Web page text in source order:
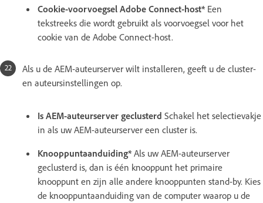
Cookie-voorvoegsel Adobe Connect-host* Een
tekstreeks die wordt gebruikt als voorvoegsel voor het
cookie van de Adobe Connect-host.
Als u de AEM-auteurserver wilt installeren, geeft u de cluster-
en auteursinstellingen op.
Is AEM-auteurserver geclusterd Schakel het selectievakje
in als uw AEM-auteurserver een cluster is.
Knooppuntaanduiding* Als uw AEM-auteurserver
geclusterd is, dan is één knooppunt het primaire
knooppunt en zijn alle andere knooppunten stand-by. Kies
de knooppuntaanduiding van de computer waarop u de